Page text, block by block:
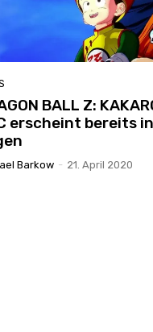
BALL Z:
erscheint bereits
Barkow - 21. April 2020